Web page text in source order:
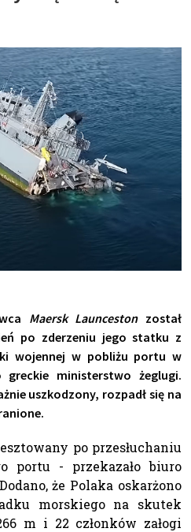
Maersk Launcestonzostał
po zderzeniu jego statku z
wojennej w pobliżu portu w
greckie ministerstwo żeglugi.
uszkodzony, rozpadł się na
po przesłuchaniu
portu - przekazało biuro
że Polaka oskarżono
morskiego na skutek
m i 22 członków załogi